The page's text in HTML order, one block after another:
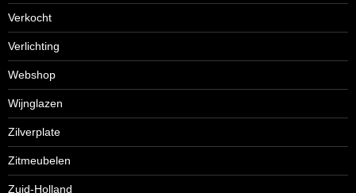
Verkocht
Verlichting
Webshop
Wijnglazen
Zilverplate
Zitmeubelen
Zuid-Holland